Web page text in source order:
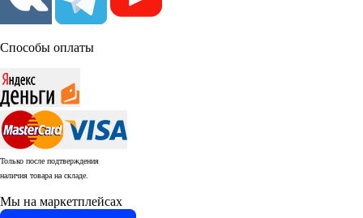
Способы оплаты
Только после подтверждения
наличия товара на складе.
Мы на маркетплейсах